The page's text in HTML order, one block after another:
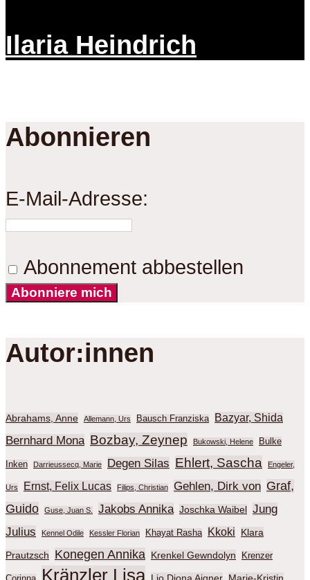
Ilaria Heindrich
Abonnieren
E-Mail-Adresse:
Abonnement abbestellen
Abonniere mich
Autor:innen
Abrahams, Anne Allemann, Urs Bausch Franziska Bazyar, Shida
Bernhard Mona Bozbay, Zeynep Bukowski, Helene Bulke
Inken Darrieussecq, Marie Degen Silas Ehlert, Sascha Engeler,
Urs Ernst, Felix Lucas Filips, Christian Gehlen, Dirk von Graf,
Guido
Guse, Juan S. Jakobs Annika Joschka Waibel Jung
Julius
Kennel Odile Kessler Florian Khayat Rasha Kkoki Klara
Prautzsch Konegen Annika Krenkel Gewndolyn Krenzer
Kränzler Lisa